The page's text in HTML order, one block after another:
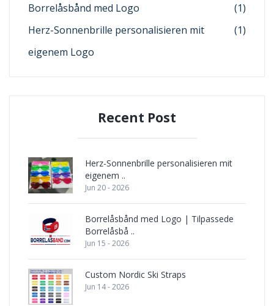
Borrelåsbånd med Logo
(1)
Herz-Sonnenbrille personalisieren mit
eigenem Logo
(1)
Recent Post
Herz-Sonnenbrille personalisieren mit
eigenem ..
Jun 20 - 2026
Borrelåsbånd med Logo | Tilpassede
Borrelåsbå ..
Jun 15 - 2026
Custom Nordic Ski Straps
Jun 14 - 2026